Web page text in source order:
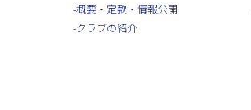
概要・定款・情報公開
クラブの紹介